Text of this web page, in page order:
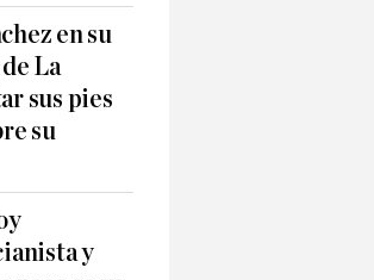
en su
La
sus pies
su
y